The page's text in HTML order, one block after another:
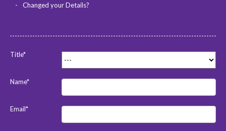
Changed your Details?
Title*
Name*
Email*